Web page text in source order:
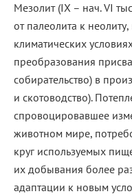
Мезолит (IX – нач. VI
от палеолита к
климатических
преобразования
собирательство) в
и скотоводство).
спровоцировавшее
животном мире,
круг используемых
их добывания более
адаптации к новым